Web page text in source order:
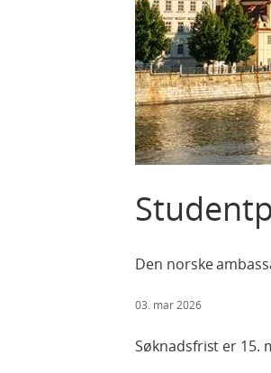
Den norske
03. mar 2026
Søknadsfrist er 15.